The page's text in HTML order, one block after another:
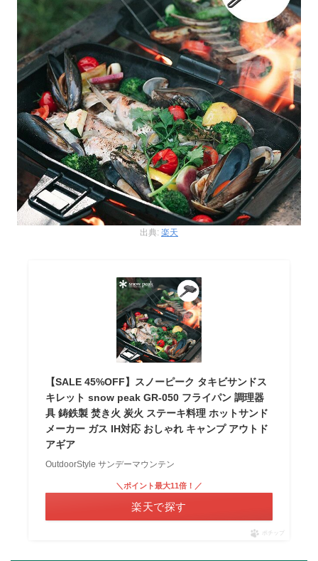
出典: 楽天
【SALE 45%OFF】スノーピーク タキビサンドス
キレット snow peak GR-050 フライパン 調理器
具 鋳鉄製 焚き火 炭火 ステーキ料理 ホットサンド
メーカー ガス IH対応 おしゃれ キャンプ アウトド
アギア
OutdoorStyle サンデーマウンテン
＼ポイント最大11倍！／
楽天で探す
ポチップ